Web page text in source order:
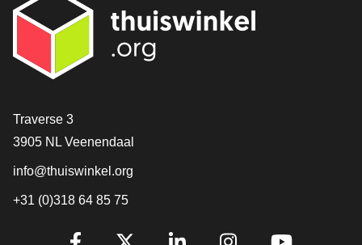
[_General:Contact]
Traverse 3
3905 NL Veenendaal
info@thuiswinkel.org
+31 (0)318 64 85 75
[_General:SocialMediaTitle]